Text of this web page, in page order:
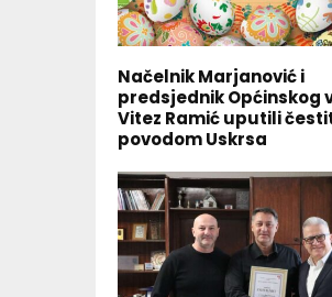
Načelnik Marjanović i
predsjednik Općinskog
Vitez Ramić uputili
povodom Uskrsa